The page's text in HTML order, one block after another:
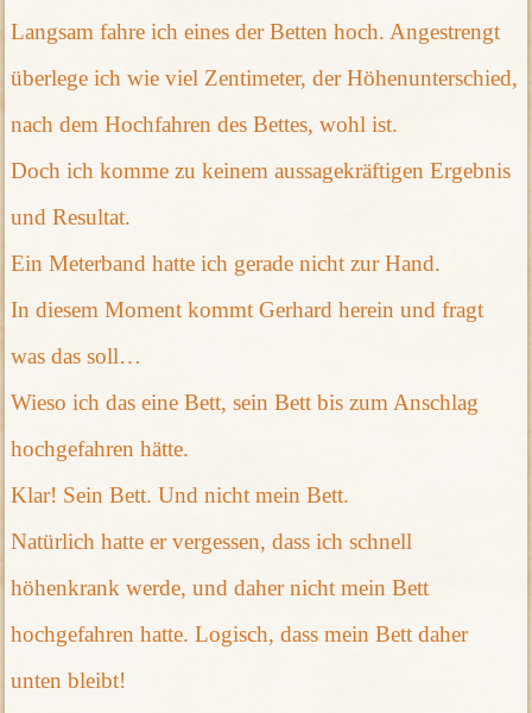
Langsam fahre ich eines der Betten hoch. Angestrengt
überlege ich wie viel Zentimeter, der Höhenunterschied,
nach dem Hochfahren des Bettes, wohl ist.
Doch ich komme zu keinem aussagekräftigen Ergebnis
und Resultat.
Ein Meterband hatte ich gerade nicht zur Hand.
In diesem Moment kommt Gerhard herein und fragt
was das soll…
Wieso ich das eine Bett, sein Bett bis zum Anschlag
hochgefahren hätte.
Klar! Sein Bett. Und nicht mein Bett.
Natürlich hatte er vergessen, dass ich schnell
höhenkrank werde, und daher nicht mein Bett
hochgefahren hatte. Logisch, dass mein Bett daher
unten bleibt!